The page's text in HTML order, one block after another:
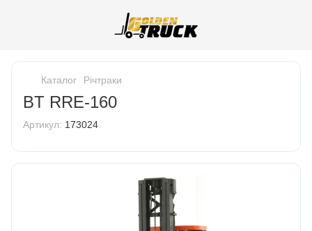
Каталог Річтраки
BT RRE-160
Артикул: 173024